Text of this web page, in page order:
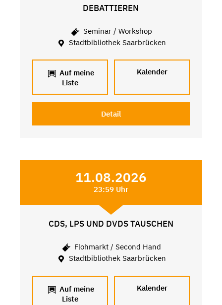
DEBATTIEREN
Seminar / Workshop
Stadtbibliothek Saarbrücken
Auf meine
Liste
Kalender
Detail
11.08.2026
23:59 Uhr
CDS, LPS UND DVDS TAUSCHEN
Flohmarkt / Second Hand
Stadtbibliothek Saarbrücken
Auf meine
Liste
Kalender